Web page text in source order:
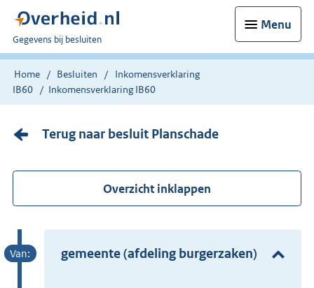
Menu
U
bent
nu
hier:
Gegevens bij besluiten
Home Besluiten
Inkomensverklaring
IB60
Inkomensverklaring IB60
Terug naar besluit Planschade
Overzicht inklappen
gemeente (afdeling burgerzaken)